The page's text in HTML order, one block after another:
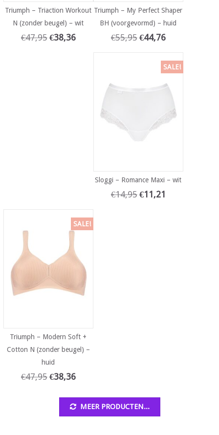
Triumph – Triaction Workout
N (zonder beugel) – wit
€47,95 €38,36
Triumph – My Perfect Shaper
BH (voorgevormd) – huid
€55,95 €44,76
SALE!
Sloggi – Romance Maxi – wit
€14,95 €11,21
SALE!
Triumph – Modern Soft +
Cotton N (zonder beugel) –
huid
€47,95 €38,36
MEER PRODUCTEN...